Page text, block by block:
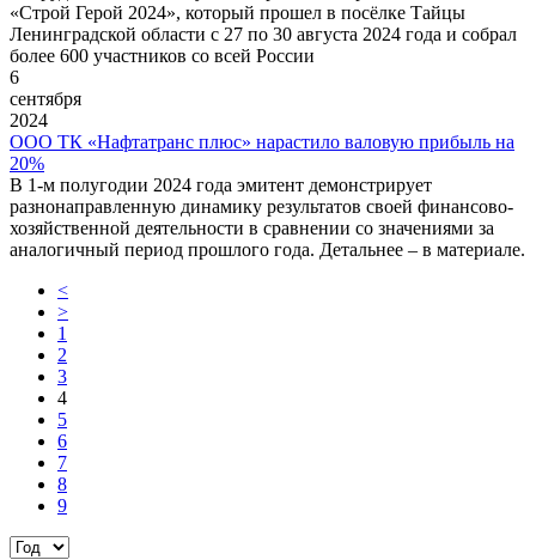
«Строй Герой 2024», который прошел в посёлке Тайцы
Ленинградской области с 27 по 30 августа 2024 года и собрал
более 600 участников со всей России
6
сентября
2024
ООО ТК «Нафтатранс плюс» нарастило валовую прибыль на
20%
В 1-м полугодии 2024 года эмитент демонстрирует
разнонаправленную динамику результатов своей финансово-
хозяйственной деятельности в сравнении со значениями за
аналогичный период прошлого года. Детальнее – в материале.
<
>
1
2
3
4
5
6
7
8
9